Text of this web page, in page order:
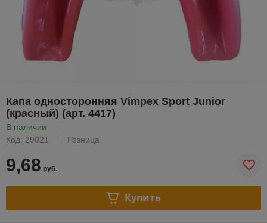
Капа односторонняя Vimpex Sport Junior
(красный) (арт. 4417)
В наличии
Код: 29021
Розница
9,68 руб.
Купить